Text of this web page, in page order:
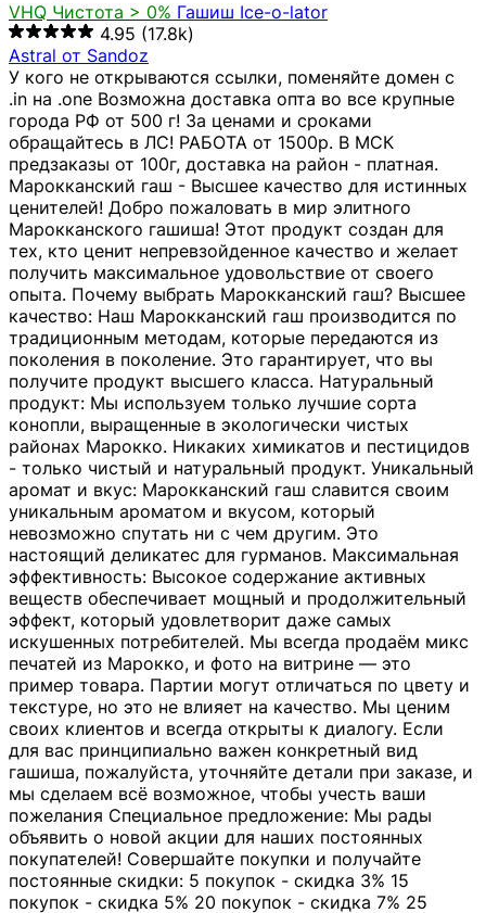
VHQ Чистота > 0% Гашиш Ice-o-lator
4.95 (17.8k)
Astral от Sandoz
У кого не открываются ссылки, поменяйте домен с
.in на .one Возможна доставка опта во все крупные
города РФ от 500 г! За ценами и сроками
обращайтесь в ЛС! РАБОТА от 1500р. В МСК
предзаказы от 100г, доставка на район - платная.
Марокканский гаш - Высшее качество для истинных
ценителей! Добро пожаловать в мир элитного
Марокканского гашиша! Этот продукт создан для
тех, кто ценит непревзойденное качество и желает
получить максимальное удовольствие от своего
опыта. Почему выбрать Марокканский гаш? Высшее
качество: Наш Марокканский гаш производится по
традиционным методам, которые передаются из
поколения в поколение. Это гарантирует, что вы
получите продукт высшего класса. Натуральный
продукт: Мы используем только лучшие сорта
конопли, выращенные в экологически чистых
районах Марокко. Никаких химикатов и пестицидов
- только чистый и натуральный продукт. Уникальный
аромат и вкус: Марокканский гаш славится своим
уникальным ароматом и вкусом, который
невозможно спутать ни с чем другим. Это
настоящий деликатес для гурманов. Максимальная
эффективность: Высокое содержание активных
веществ обеспечивает мощный и продолжительный
эффект, который удовлетворит даже самых
искушенных потребителей. Мы всегда продаём микс
печатей из Марокко, и фото на витрине — это
пример товара. Партии могут отличаться по цвету и
текстуре, но это не влияет на качество. Мы ценим
своих клиентов и всегда открыты к диалогу. Если
для вас принципиально важен конкретный вид
гашиша, пожалуйста, уточняйте детали при заказе, и
мы сделаем всё возможное, чтобы учесть ваши
пожелания Специальное предложение: Мы рады
объявить о новой акции для наших постоянных
покупателей! Совершайте покупки и получайте
постоянные скидки: 5 покупок - скидка 3% 15
покупок - скидка 5% 20 покупок - скидка 7% 25